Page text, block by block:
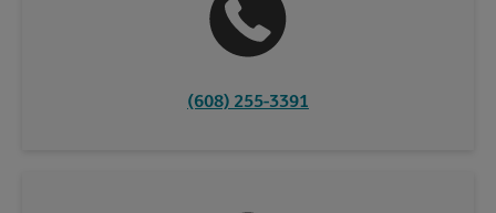
(608) 255-3391